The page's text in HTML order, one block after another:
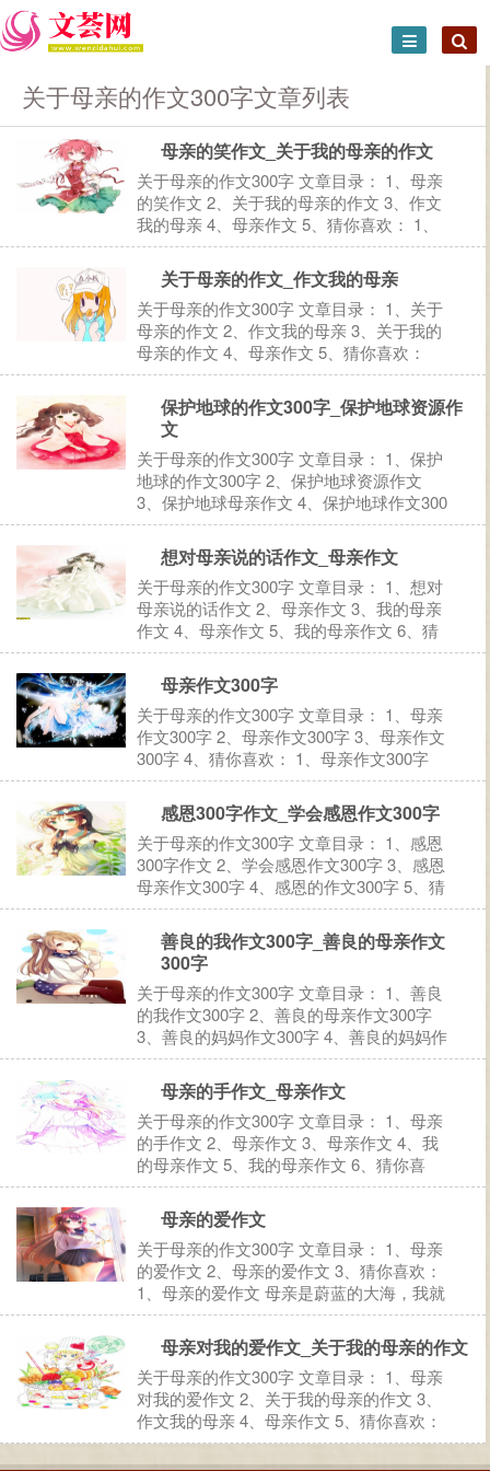
关于母亲的作文300字文章列表
母亲的笑作文_关于我的母亲的作文
关于母亲的作文300字 文章目录： 1、母亲
的笑作文 2、关于我的母亲的作文 3、作文
我的母亲 4、母亲作文 5、猜你喜欢： 1、
母亲的笑作文 母亲的笑作文（一） 今天是
母亲节，我想：母亲节送什么礼物给妈妈
呢？送花吧，太贵了；送贺卡吧，太没有创
意了。送...
关于母亲的作文_作文我的母亲
关于母亲的作文300字 文章目录： 1、关于
母亲的作文 2、作文我的母亲 3、关于我的
母亲的作文 4、母亲作文 5、猜你喜欢：
1、关于母亲的作文 关于母亲的作文（一）
五月鲜花朵朵，最美最动人的当属康乃馨，
它代表了永恒的母爱，清香醉人。那绵绵悠
远，博...
保护地球的作文300字_保护地球资源作
文
关于母亲的作文300字 文章目录： 1、保护
地球的作文300字 2、保护地球资源作文
3、保护地球母亲作文 4、保护地球作文300
字 5、猜你喜欢： 1、保护地球的作文300
字 保护地球的作文300字（一） 我们大家
应该都知道保护环境人人有责！ 我们生...
想对母亲说的话作文_母亲作文
关于母亲的作文300字 文章目录： 1、想对
母亲说的话作文 2、母亲作文 3、我的母亲
作文 4、母亲作文 5、我的母亲作文 6、猜
你喜欢： 1、想对母亲说的话作文 最爱的
母亲： 从我呱呱坠地时起，就在注定了我
们是一辈子的母女。作为你的女儿，我想我
是幸福...
母亲作文300字
关于母亲的作文300字 文章目录： 1、母亲
作文300字 2、母亲作文300字 3、母亲作文
300字 4、猜你喜欢： 1、母亲作文300字
记忆里印象最深的便是母亲。 我的母亲，
一个50岁的普通妇女，简简单单。母亲她
不爱化妆，再加上岁月不饶人，脸上有了...
感恩300字作文_学会感恩作文300字
关于母亲的作文300字 文章目录： 1、感恩
300字作文 2、学会感恩作文300字 3、感恩
母亲作文300字 4、感恩的作文300字 5、猜
你喜欢： 1、感恩300字作文 感恩300字作
文（一） 感恩不是用语言来表达的，感恩
是每一个人都可以做到的，感恩...
善良的我作文300字_善良的母亲作文
300字
关于母亲的作文300字 文章目录： 1、善良
的我作文300字 2、善良的母亲作文300字
3、善良的妈妈作文300字 4、善良的妈妈作
文300字 5、善良作文300字 6、猜你喜欢：
1、善良的我作文300字 我，是一个善良的
人，我喜欢热闹，但我也是一...
母亲的手作文_母亲作文
关于母亲的作文300字 文章目录： 1、母亲
的手作文 2、母亲作文 3、母亲作文 4、我
的母亲作文 5、我的母亲作文 6、猜你喜
欢： 1、母亲的手作文 在我还是稚童的时
候，母亲总是牵着我到处走。走过了童年的
笑脸，走过了少年的青涩。记忆中那双大手
很温暖，...
母亲的爱作文
关于母亲的作文300字 文章目录： 1、母亲
的爱作文 2、母亲的爱作文 3、猜你喜欢：
1、母亲的爱作文 母亲是蔚蓝的大海，我就
是海里的鱼儿；母亲是大树，我就是大树的
叶子；母亲是辽阔的天空，我就是飞翔在天
空的鸟儿。母爱最伟大。 还记得有一次，
风雪交加的...
母亲对我的爱作文_关于我的母亲的作文
关于母亲的作文300字 文章目录： 1、母亲
对我的爱作文 2、关于我的母亲的作文 3、
作文我的母亲 4、母亲作文 5、猜你喜欢：
1、母亲对我的爱作文 母亲对我的爱作文
（一） 妈妈对我一向严苛，以至于我好像